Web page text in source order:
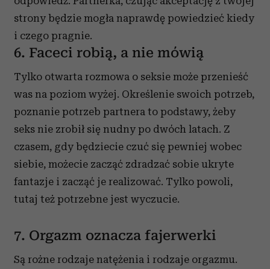
korzystasz z naszej witryny, udostępniamy partnerom
społecznościowym, reklamowym i analitycznym.
Partnerzy mogą połączyć te informacje z innymi danymi
otrzymanymi od Ciebie lub uzyskanymi podczas
korzystania z ich usług.
strony będzie mogła naprawdę powiedzieć kiedy
i czego pragnie.
6. Faceci robią, a nie mówią
Tylko otwarta rozmowa o seksie może przenieść
was na poziom wyżej. Określenie swoich potrzeb,
poznanie potrzeb partnera to podstawy, żeby
seks nie zrobił się nudny po dwóch latach. Z
czasem, gdy będziecie czuć się pewniej wobec
siebie, możecie zacząć zdradzać sobie ukryte
fantazje i zacząć je realizować. Tylko powoli,
tutaj też potrzebne jest wyczucie.
7. Orgazm oznacza fajerwerki
Są rożne rodzaje natężenia i rodzaje orgazmu.